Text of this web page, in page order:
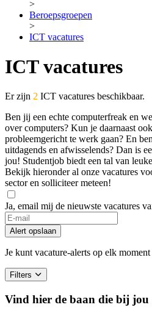
>
Beroepsgroepen
>
ICT vacatures
ICT vacatures
Er zijn 2 ICT vacatures beschikbaar.
Ben jij een echte computerfreak en
over computers? Kun je daarnaast
probleemgericht te werk gaan? En
uitdagends en afwisselends? Dan is
jou! Studentjob biedt een tal van
Bekijk hieronder al onze vacatures
sector en solliciteer meteen!
Ja, email mij de nieuwste vacatures
If
you
are
a
ignore
this
field
Alert opslaan
Je kunt vacature-alerts op elk
Filters
Vind hier de baan die bij jou